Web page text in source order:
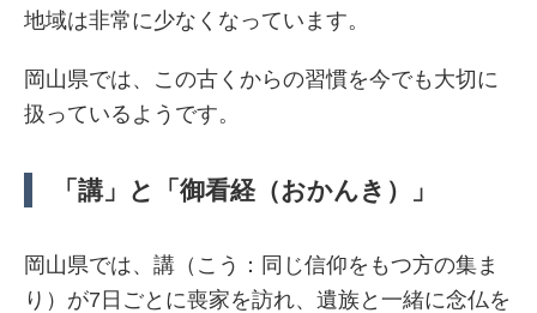
地域は非常に少なくなっています。
岡山県では、この古くからの習慣を今でも大切に
扱っているようです。
「講」と「御看経（おかんき）」
岡山県では、講（こう：同じ信仰をもつ方の集ま
り）が7日ごとに喪家を訪れ、遺族と一緒に念仏を